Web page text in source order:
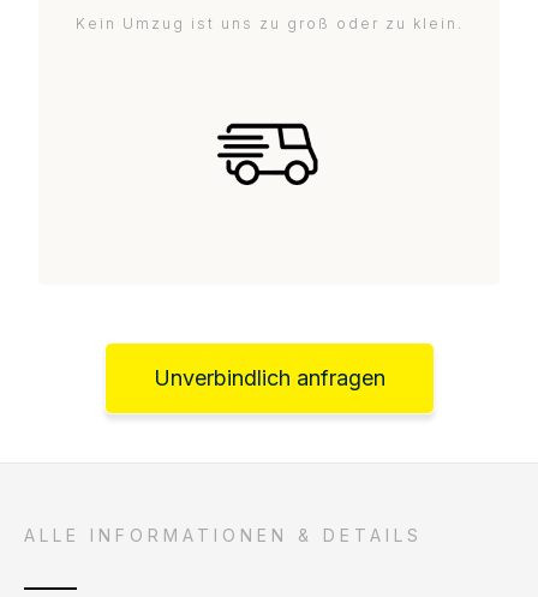
Kein Umzug ist uns zu groß oder zu klein.
Unverbindlich anfragen
ALLE INFORMATIONEN & DETAILS